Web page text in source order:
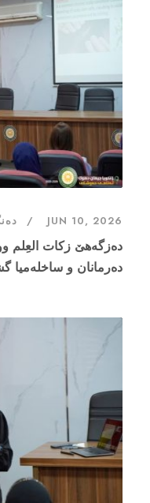
JUN 10, 2026
دەزگەهێ زکات العِلم
دەرمانان و ساخلەمیا